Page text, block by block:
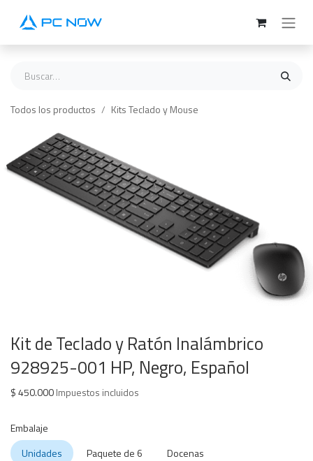
Todos los productos Kits Teclado y Mouse
Kit de Teclado y Ratón Inalámbrico
928925-001 HP, Negro, Español
$450.000Impuestos incluidos
Embalaje
Unidades
Paquete de 6 Docenas